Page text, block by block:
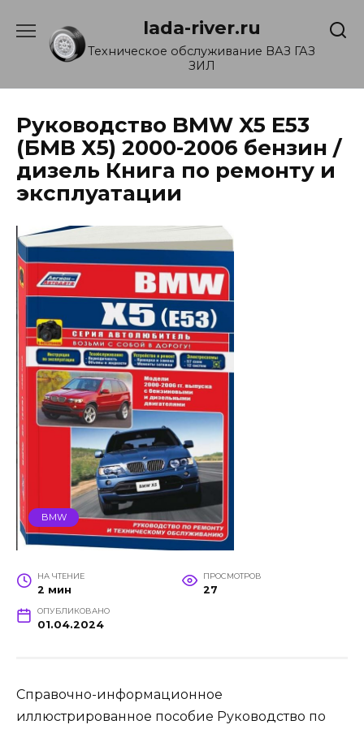
содержанию
lada-river.ru
Техническое обслуживание ВАЗ ГАЗ
ЗИЛ
Руководство BMW X5 E53
(БМВ Х5) 2000-2006 бензин /
дизель Книга по ремонту и
эксплуатации
BMW
НА ЧТЕНИЕ
2 мин
ПРОСМОТРОВ
27
ОПУБЛИКОВАНО
01.04.2024
Справочно-информационное
иллюстрированное пособие Руководство по